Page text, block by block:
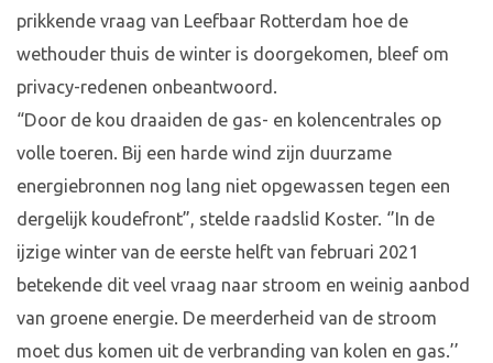
prikkende vraag van Leefbaar Rotterdam hoe de
wethouder thuis de winter is doorgekomen, bleef om
privacy-redenen onbeantwoord.
“Door de kou draaiden de gas- en kolencentrales op
volle toeren. Bij een harde wind zijn duurzame
energiebronnen nog lang niet opgewassen tegen een
dergelijk koudefront”, stelde raadslid Koster. ‘’In de
ijzige winter van de eerste helft van februari 2021
betekende dit veel vraag naar stroom en weinig aanbod
van groene energie. De meerderheid van de stroom
moet dus komen uit de verbranding van kolen en gas.’’